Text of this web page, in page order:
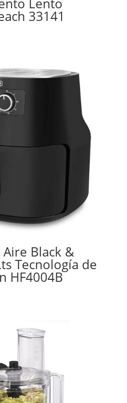
33141
Black &
Tecnología de
HF4004B